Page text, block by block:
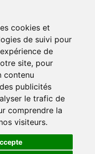
cookies et
de suivi pour
de
site, pour
contenu
publicités
le trafic de
comprendre la
visiteurs.
ACCEPTÉS
🍪